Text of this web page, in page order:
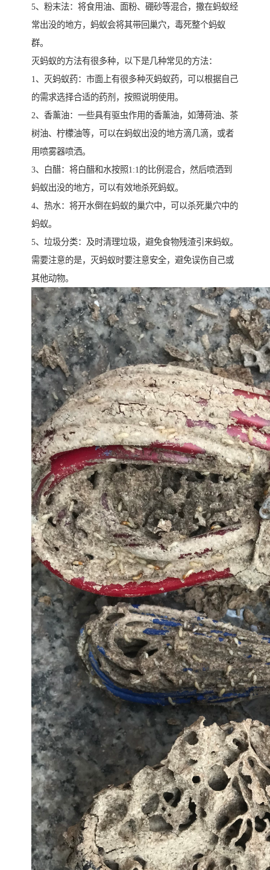
5、粉末法：将食用油、面粉、硼砂等混合，撒在蚂蚁经
常出没的地方，蚂蚁会将其带回巢穴，毒死整个蚂蚁
群。
灭蚂蚁的方法有很多种，以下是几种常见的方法：
1、灭蚂蚁药：市面上有很多种灭蚂蚁药，可以根据自己
的需求选择合适的药剂，按照说明使用。
2、香薰油：一些具有驱虫作用的香薰油，如薄荷油、茶
树油、柠檬油等，可以在蚂蚁出没的地方滴几滴，或者
用喷雾器喷洒。
3、白醋：将白醋和水按照1:1的比例混合，然后喷洒到
蚂蚁出没的地方，可以有效地杀死蚂蚁。
4、热水：将开水倒在蚂蚁的巢穴中，可以杀死巢穴中的
蚂蚁。
5、垃圾分类：及时清理垃圾，避免食物残渣引来蚂蚁。
需要注意的是，灭蚂蚁时要注意安全，避免误伤自己或
其他动物。